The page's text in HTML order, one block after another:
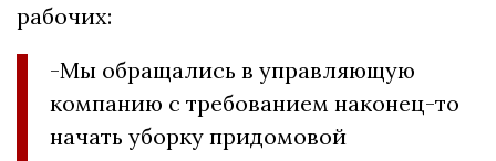
рабочих:
-Мы обращались в управляющую
компанию с требованием наконец-то
начать уборку придомовой